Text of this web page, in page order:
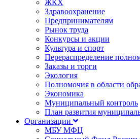
ЖКХ
Здравоохранение
Предпринимателям
Рынок труда
Конкурсы и акции
Культура и спорт
Перераспределение
Заказы и торги
Экология
Полномочия в области
Экономика
Муниципальный контроль
План развития
Организации
МБУ МФЦ